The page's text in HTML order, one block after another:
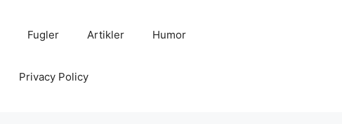
Fugler Artikler Humor
Privacy Policy